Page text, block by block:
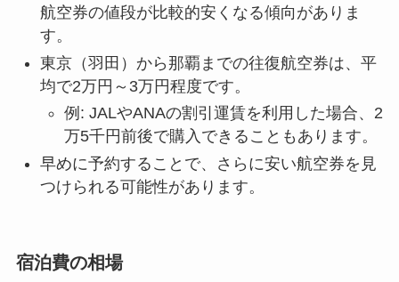
航空券の値段が比較的安くなる傾向がありま
す。
東京（羽田）から那覇までの往復航空券は、平
均で2万円～3万円程度です。
例: JALやANAの割引運賃を利用した場合、2
万5千円前後で購入できることもあります。
早めに予約することで、さらに安い航空券を見
つけられる可能性があります。
宿泊費の相場